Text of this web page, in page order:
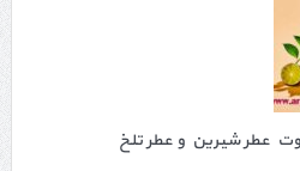
عطر شیرین و عطر تلخ